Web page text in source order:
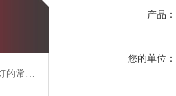
简述EKS97-200WLED防爆灯的常见故障相应解决方法
产品：
您的单位：